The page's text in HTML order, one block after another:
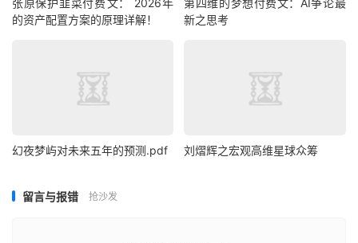
张原保护韭菜‮费付‬文： 2026年
的资产配置方案的原理详解！
第四维的梦想付费文：AI争论最
新之思考
幻夜梦屿对未来五年的预测.pdf 刘熠辉之宏观高维星球众筹
留言与报错 抢沙发